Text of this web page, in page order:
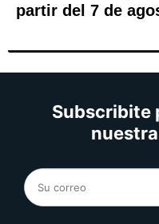
partir del 7 de
Subscribite